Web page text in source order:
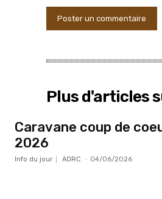
Plus d'articles
Caravane coup de
2026
Info du jour AORC - 04/06/2026